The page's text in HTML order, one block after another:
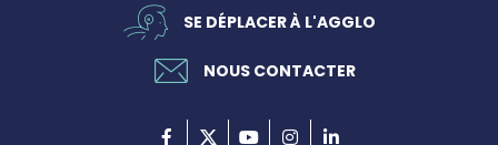
SE DÉPLACER À L'AGGLO
NOUS CONTACTER